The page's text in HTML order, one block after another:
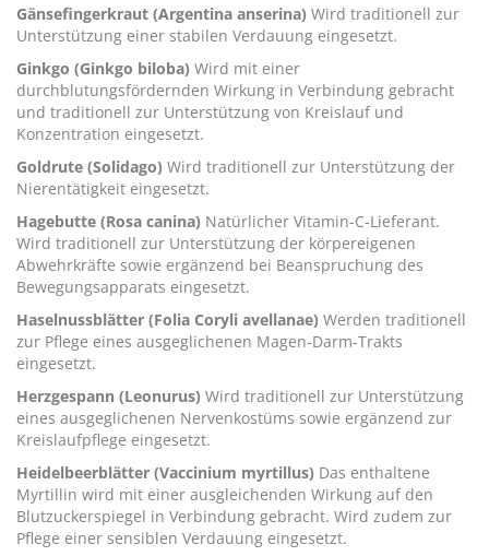
Gänsefingerkraut (Argentina anserina) Wird traditionell zur
Unterstützung einer stabilen Verdauung eingesetzt.
Ginkgo (Ginkgo biloba) Wird mit einer
durchblutungsfördernden Wirkung in Verbindung gebracht
und traditionell zur Unterstützung von Kreislauf und
Konzentration eingesetzt.
Goldrute (Solidago) Wird traditionell zur Unterstützung der
Nierentätigkeit eingesetzt.
Hagebutte (Rosa canina) Natürlicher Vitamin-C-Lieferant.
Wird traditionell zur Unterstützung der körpereigenen
Abwehrkräfte sowie ergänzend bei Beanspruchung des
Bewegungsapparats eingesetzt.
Haselnussblätter (Folia Coryli avellanae) Werden traditionell
zur Pflege eines ausgeglichenen Magen-Darm-Trakts
eingesetzt.
Herzgespann (Leonurus) Wird traditionell zur Unterstützung
eines ausgeglichenen Nervenkostüms sowie ergänzend zur
Kreislaufpflege eingesetzt.
Heidelbeerblätter (Vaccinium myrtillus) Das enthaltene
Myrtillin wird mit einer ausgleichenden Wirkung auf den
Blutzuckerspiegel in Verbindung gebracht. Wird zudem zur
Pflege einer sensiblen Verdauung eingesetzt.